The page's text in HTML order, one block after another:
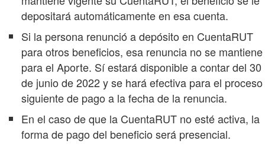
depositará automáticamente en esa cuenta.
Si la persona renunció a depósito en CuentaRUT
para otros beneficios, esa renuncia no se mantiene
para el Aporte. Sí estará disponible a contar del 30
de junio de 2022 y se hará efectiva para el proceso
siguiente de pago a la fecha de la renuncia.
En el caso de que la CuentaRUT no esté activa, la
forma de pago del beneficio será presencial.